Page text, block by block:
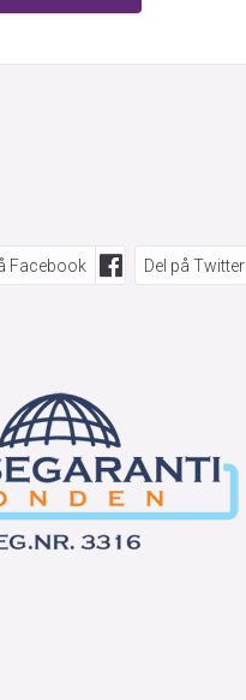
Facebook Del på Twitter